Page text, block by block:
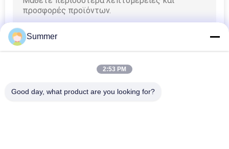
Μηχανή εξάχνωσης
χρωστικών ουσιών
Summer
2:53 PM
Good day, what product are you looking for?